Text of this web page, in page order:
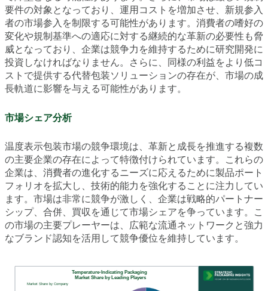
要件の対象となっており、運用コストを増加させ、新規参入
者の市場参入を制限する可能性があります。消費者の嗜好の
変化や規制基準への適応に対する継続的な革新の必要性も脅
威となっており、企業は競争力を維持するために研究開発に
投資しなければなりません。さらに、同様の利益をより低コ
ストで提供する代替包装ソリューションの存在が、市場の成
長軌道に影響を与える可能性があります。
市場シェア分析
温度表示包装市場の競争環境は、革新と成長を推進する複数
の主要企業の存在によって特徴付けられています。これらの
企業は、消費者の進化するニーズに応えるために製品ポート
フォリオを拡大し、技術的能力を強化することに注力してい
ます。市場は非常に競争が激しく、企業は戦略的パートナー
シップ、合併、買収を通じて市場シェアを争っています。こ
の市場の主要プレーヤーは、広範な流通ネットワークと強力
なブランド認知を活用して競争優位を維持しています。